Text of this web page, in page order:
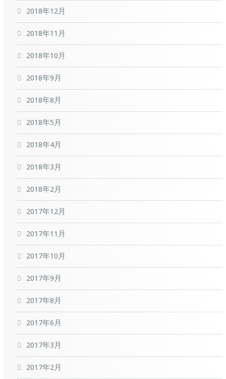
2018年12月
2018年11月
2018年10月
2018年9月
2018年8月
2018年5月
2018年4月
2018年3月
2018年2月
2017年12月
2017年11月
2017年10月
2017年9月
2017年8月
2017年6月
2017年3月
2017年2月